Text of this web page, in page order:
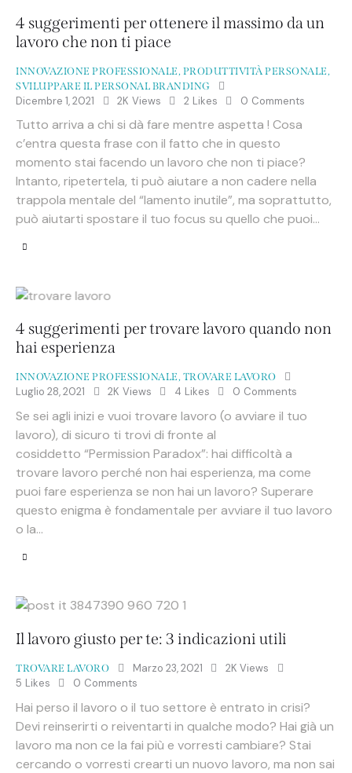
4 suggerimenti per ottenere il massimo da un
lavoro che non ti piace
INNOVAZIONE PROFESSIONALE , PRODUTTIVITÀ PERSONALE ,
SVILUPPARE IL PERSONAL BRANDING
Dicembre 1, 2021 2K Views 2 Likes 0 Comments
Tutto arriva a chi si dà fare mentre aspetta ! Cosa
c’entra questa frase con il fatto che in questo
momento stai facendo un lavoro che non ti piace?
Intanto, ripetertela, ti può aiutare a non cadere nella
trappola mentale del “lamento inutile”, ma soprattutto,
può aiutarti spostare il tuo focus su quello che puoi…
4 suggerimenti per trovare lavoro quando non
hai esperienza
INNOVAZIONE PROFESSIONALE, TROVARE LAVORO
Luglio 28, 2021 2K Views 4 Likes 0 Comments
Se sei agli inizi e vuoi trovare lavoro (o avviare il tuo
lavoro), di sicuro ti trovi di fronte al
cosiddetto “Permission Paradox”: hai difficoltà a
trovare lavoro perché non hai esperienza, ma come
puoi fare esperienza se non hai un lavoro? Superare
questo enigma è fondamentale per avviare il tuo lavoro
o la…
Il lavoro giusto per te: 3 indicazioni utili
TROVARE LAVORO Marzo 23, 2021 2K Views
5 Likes 0 Comments
Hai perso il lavoro o il tuo settore è entrato in crisi?
Devi reinserirti o reiventarti in qualche modo? Hai già un
lavoro ma non ce la fai più e vorresti cambiare? Stai
cercando o vorresti crearti un nuovo lavoro, ma non sai